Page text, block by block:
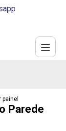
painel piso laminado
Parede